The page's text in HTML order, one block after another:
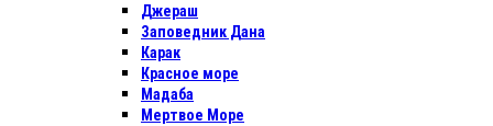
Джераш
Заповедник Дана
Карак
Красное море
Мадаба
Мертвое Море